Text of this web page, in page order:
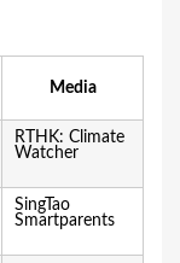
Media
RTHK: Climate
Watcher
SingTao
Smartparents